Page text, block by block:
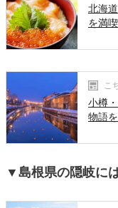
北海
を満
こ
小樽
物語
▼島根県の隠岐に